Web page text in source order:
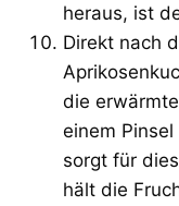
heraus, ist
Direkt nach
die
einem
sorgt für
hält die